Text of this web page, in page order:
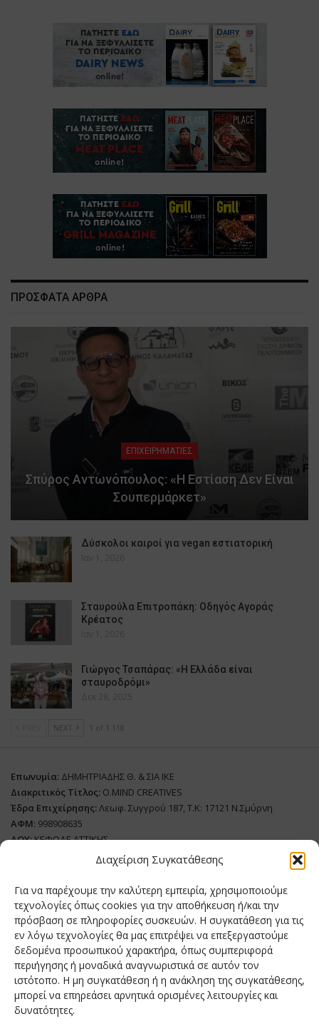
Διαχείριση Συγκατάθεσης
Για να παρέχουμε την καλύτερη εμπειρία, χρησιμοποιούμε
τεχνολογίες όπως cookies για την αποθήκευση ή/και την
πρόσβαση σε πληροφορίες συσκευών. Η συγκατάθεση για τις
εν λόγω τεχνολογίες θα μας επιτρέψει να επεξεργαστούμε
δεδομένα προσωπικού χαρακτήρα, όπως συμπεριφορά
περιήγησης ή μοναδικά αναγνωριστικά σε αυτόν τον
ιστότοπο. Η μη συγκατάθεση ή η ανάκληση της συγκατάθεσης,
μπορεί να επηρεάσει αρνητικά ορισμένες λειτουργίες και
δυνατότητες.
ΠΡΟΣΦΑΤΑ ΑΡΘΡΑ
ΕΠΙΧΕΙΡΗΜΑΤΙΕΣ
Σπύρος Αντωνόπουλος: «Η Εστίαση Δεν Είναι
Σουπερμάρκετ»
Δύσκολοι καιροί για vegan εστιατορική
Ιαν 1, 2026
Σταυρούλα Επιτροπάκη: Οδηγός Αγοράς
Κρέατος
Ιαν 1, 2026
Γιώργος Τσαπάρας: «Η Ελλάδα είναι
σταυροδρόμι»
Δεκ 28, 2025
NEXT 1 of 1.118
Επωνυμία: ΔΗΜΗΤΡΙΑΔΗΣ Θ. & ΣΙΑ ΙΚΕ
Διακριτικός Τίτλος: O.MIND CREATIVES
Έδρα Επιχείρησης:Λεωφ. Συγγρού 187, Τ.Κ: 17121 Ν.Σμύρνη
ΑΦΜ: 998908635
ΔΟΥ:ΚΕΦΟΔΕ ΑΤΤΙΚΗΣ
Όνομα Ιδιοκτήτη και Νόμιμο Πρόσωπο: Θεόδωρος Δημητριάδης
Διευθυντής Σύνταξης:Ευθυμιάτου Μαίρη
Domain:grillmagazine.gr
Δικαιούχος Domain:Θεόδωρος Δημητριάδης
Διευθυντής:Θεόδωρος Δημητριάδης
Διαχειριστής:Θεόδωρος Δημητριάδης
Δήλωση Συμμόρφωσης
Αριθμός Πιστοποίησης Μ.Η.Τ.: